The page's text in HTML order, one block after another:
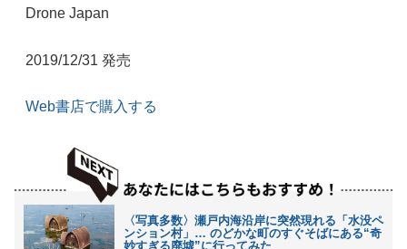
Drone Japan
2019/12/31 発売
Web書店で購入する
〈写真多数〉瀬戸内海沿岸に突然現れる「水没ペ
ンション村」… のどかな町のすぐそばにある“奇
妙すぎる廃墟”に行ってみた